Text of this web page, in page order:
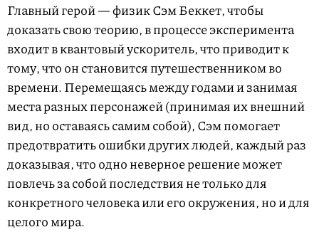
Главный герой — физик Сэм Беккет, чтобы
доказать свою теорию, в процессе эксперимента
входит в квантовый ускоритель, что приводит к
тому, что он становится путешественником во
времени. Перемещаясь между годами и занимая
места разных персонажей (принимая их внешний
вид, но оставаясь самим собой), Сэм помогает
предотвратить ошибки других людей, каждый раз
доказывая, что одно неверное решение может
повлечь за собой последствия не только для
конкретного человека или его окружения, но и для
целого мира.